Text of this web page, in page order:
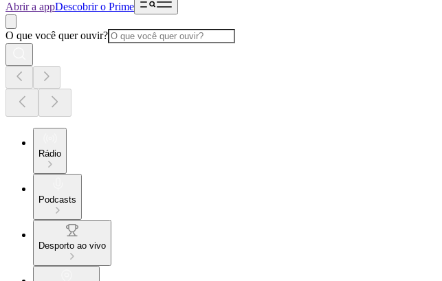
Abrir a appDescobrir o Prime
O que você quer ouvir?
Rádio
Podcasts
Desporto ao vivo